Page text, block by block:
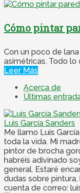
Cómo pintar
Con un poco de
asimétricas. Todo lo
Leer Más
Acerca de
Últimas
Luis García Sanders
Me llamo Luis
toda la vida. Mi
pintor de brocha
habréis adivinado
general. Estaré
dudas sobre
cuenta de correo: